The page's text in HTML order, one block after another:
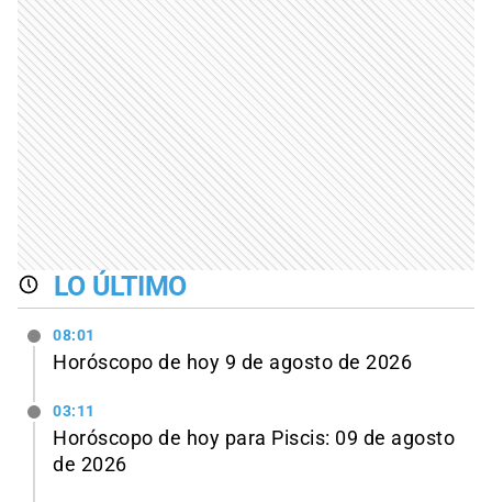
LO ÚLTIMO
08:01
Horóscopo de hoy 9 de agosto de 2026
03:11
Horóscopo de hoy para Piscis: 09 de agosto
de 2026